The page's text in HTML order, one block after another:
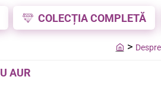
COLECȚIA COMPLETĂ
AUR